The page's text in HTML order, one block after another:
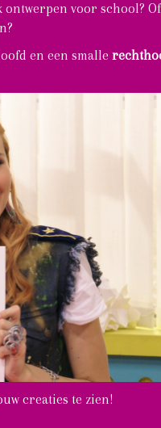
ontwerpen voor school?
en een smalle
creaties te zien!